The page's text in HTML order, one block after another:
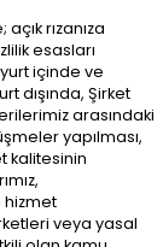
rızanıza
esasları
içinde ve
dışında, Şirket
arasındaki
yapılması,
kalitesinin
hizmet
veya yasal